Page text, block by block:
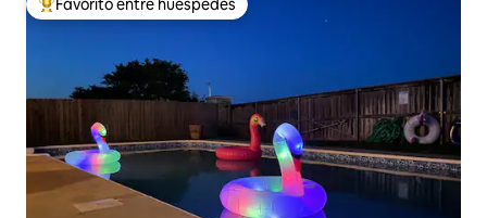
Favorito entre huéspedes preferido
Favorito entre huéspedes